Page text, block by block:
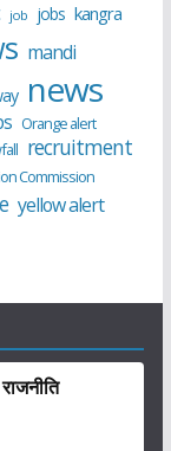
job jobs kangra
mandi
news
Orange alert
recruitment
Commission
yellow alert